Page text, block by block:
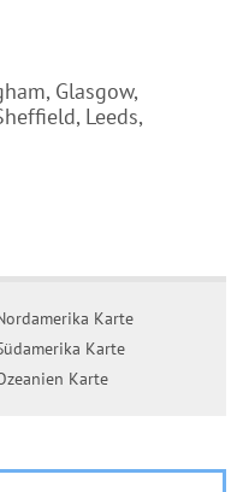
Glasgow,
Leeds,
Karte
Karte
Karte